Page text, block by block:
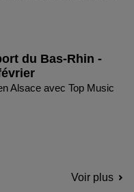
du Bas-Rhin -
Alsace avec Top Music
Voir plus